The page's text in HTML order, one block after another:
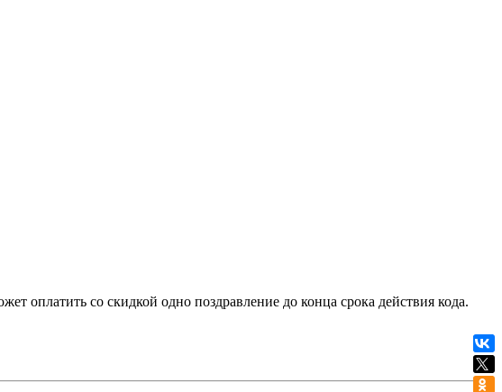
оплатить со скидкой одно поздравление до конца срока действия кода.